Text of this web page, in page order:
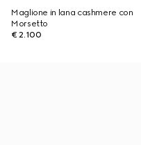
Maglione in lana cashmere con
Morsetto
€ 2.100